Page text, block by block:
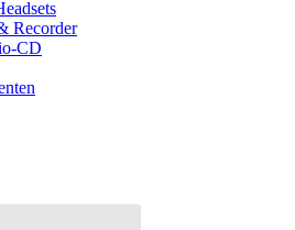
Recorder
CD